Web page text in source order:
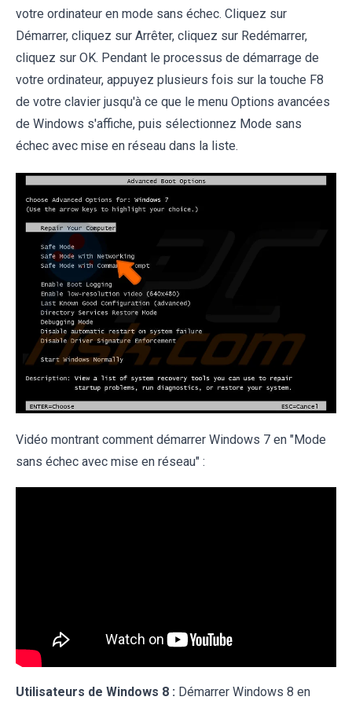
votre ordinateur en mode sans échec. Cliquez sur
Démarrer, cliquez sur Arrêter, cliquez sur Redémarrer,
cliquez sur OK. Pendant le processus de démarrage de
votre ordinateur, appuyez plusieurs fois sur la touche F8
de votre clavier jusqu'à ce que le menu Options avancées
de Windows s'affiche, puis sélectionnez Mode sans
échec avec mise en réseau dans la liste.
Vidéo montrant comment démarrer Windows 7 en "Mode
sans échec avec mise en réseau" :
Utilisateurs de Windows 8 : Démarrer Windows 8 en